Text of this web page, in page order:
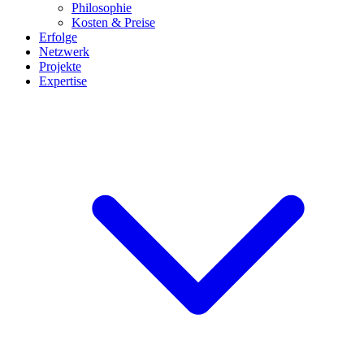
Philosophie
Kosten & Preise
Erfolge
Netzwerk
Projekte
Expertise